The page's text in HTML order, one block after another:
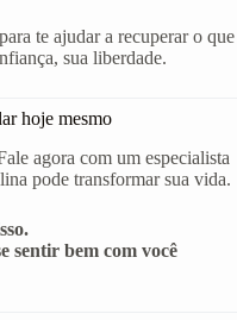
te ajudar a recuperar o que
sua liberdade.
hoje mesmo
agora com um especialista
pode transformar sua vida.
sentir bem com você